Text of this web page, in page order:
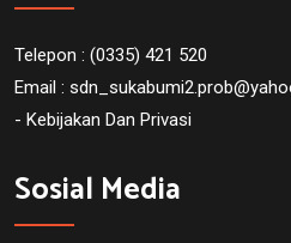
Telepon : (0335) 421 520
Email :
- Kebijakan Dan Privasi
Sosial Media